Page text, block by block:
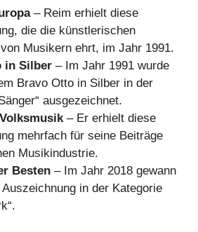
– Reim erhielt diese
die die künstlerischen
Musikern ehrt, im Jahr 1991.
in Silber – Im Jahr 1991 wurde
Bravo Otto in Silber in der
ausgezeichnet.
– Er erhielt diese
mehrfach für seine Beiträge
Musikindustrie.
Besten – Im Jahr 2018 gewann
in der Kategorie